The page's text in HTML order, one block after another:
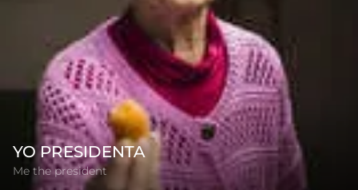
YO PRESIDENTA
Me the president